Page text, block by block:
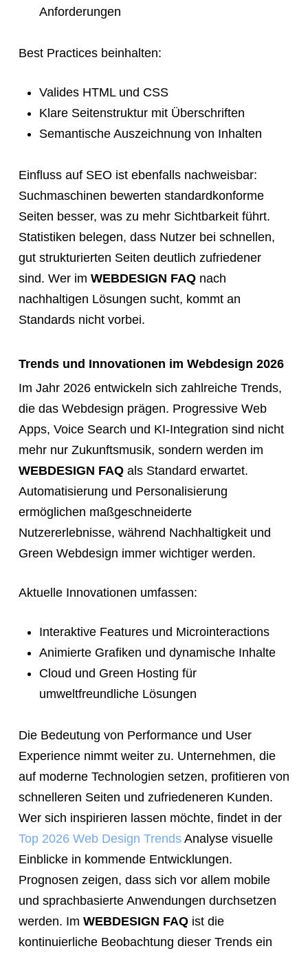
Anforderungen
Best Practices beinhalten:
Valides HTML und CSS
Klare Seitenstruktur mit Überschriften
Semantische Auszeichnung von Inhalten
Einfluss auf SEO ist ebenfalls nachweisbar:
Suchmaschinen bewerten standardkonforme
Seiten besser, was zu mehr Sichtbarkeit führt.
Statistiken belegen, dass Nutzer bei schnellen,
gut strukturierten Seiten deutlich zufriedener
sind. Wer im WEBDESIGN FAQnach
nachhaltigen Lösungen sucht, kommt an
Standards nicht vorbei.
Trends und Innovationen im Webdesign 2026
Im Jahr 2026 entwickeln sich zahlreiche Trends,
die das Webdesign prägen. Progressive Web
Apps, Voice Search und KI-Integration sind nicht
mehr nur Zukunftsmusik, sondern werden im
WEBDESIGN FAQals Standard erwartet.
Automatisierung und Personalisierung
ermöglichen maßgeschneiderte
Nutzererlebnisse, während Nachhaltigkeit und
Green Webdesign immer wichtiger werden.
Aktuelle Innovationen umfassen:
Interaktive Features und Microinteractions
Animierte Grafiken und dynamische Inhalte
Cloud und Green Hosting für
umweltfreundliche Lösungen
Die Bedeutung von Performance und User
Experience nimmt weiter zu. Unternehmen, die
auf moderne Technologien setzen, profitieren von
schnelleren Seiten und zufriedeneren Kunden.
Wer sich inspirieren lassen möchte, findet in der
Top 2026 Web Design TrendsAnalyse visuelle
Einblicke in kommende Entwicklungen.
Prognosen zeigen, dass sich vor allem mobile
und sprachbasierte Anwendungen durchsetzen
werden. Im WEBDESIGN FAQist die
kontinuierliche Beobachtung dieser Trends ein